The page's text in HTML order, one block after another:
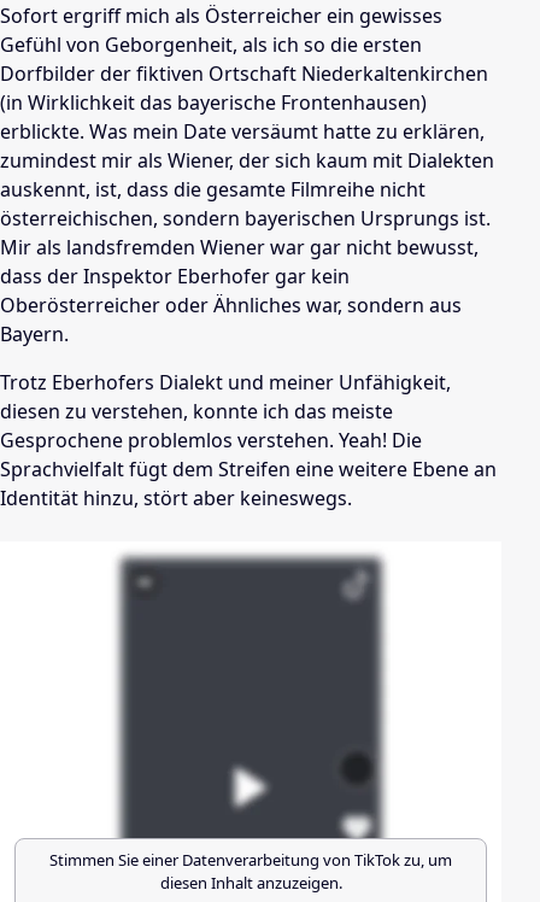
Sofort ergriff mich als Österreicher ein gewisses
Gefühl von Geborgenheit, als ich so die ersten
Dorfbilder der fiktiven Ortschaft Niederkaltenkirchen
(in Wirklichkeit das bayerische Frontenhausen)
erblickte. Was mein Date versäumt hatte zu erklären,
zumindest mir als Wiener, der sich kaum mit Dialekten
auskennt, ist, dass die gesamte Filmreihe nicht
österreichischen, sondern bayerischen Ursprungs ist.
Mir als landsfremden Wiener war gar nicht bewusst,
dass der Inspektor Eberhofer gar kein
Oberösterreicher oder Ähnliches war, sondern aus
Bayern.
Trotz Eberhofers Dialekt und meiner Unfähigkeit,
diesen zu verstehen, konnte ich das meiste
Gesprochene problemlos verstehen. Yeah! Die
Sprachvielfalt fügt dem Streifen eine weitere Ebene an
Identität hinzu, stört aber keineswegs.
Stimmen Sie einer Datenverarbeitung von TikTokzu, um
diesen Inhalt anzuzeigen.